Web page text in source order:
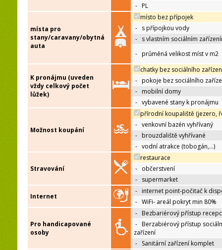
- PL
místa pro
stany/caravany/obytná
auta
místo bez přípojek
- s přípojkou vody
- s vlastním sociálním
- průměná velikost míst v m2
K pronájmu (uveden
vždy celkový počet
lůžek)
chatky bez sociálního
- pokoje bez sociálního
- mobilní domy
- vybavené stany k pronájmu
Možnost koupání
přírodní koupaliště (jezero,
- venkovní bazén vyhřívaný
- brouzdaliště vyhřívané
- vodní atrakce (tobogán,…)
Stravování
restaurace
- občerstvení
- supermarket
Internet
- internet point-počitač k
- WiFi- areál pokryt min 80%
Pro handicapované
osoby
- Bezbariérový přístup
- Berzabiérový přístup
zařízení
- Sanitární zařízení komplet